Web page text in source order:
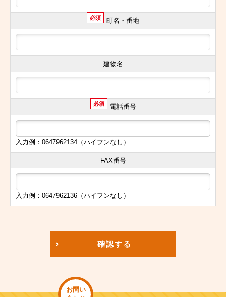
必須 町名・番地
建物名
必須 電話番号
入力例：0647962134（ハイフンなし）
FAX番号
入力例：0647962136（ハイフンなし）
確認する
お問い